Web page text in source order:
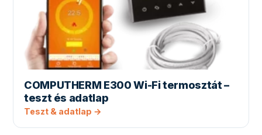
COMPUTHERM E300 Wi-Fi termosztát –
teszt és adatlap
Teszt & adatlap →